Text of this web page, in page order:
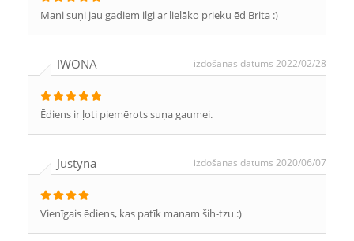
Mani suņi jau gadiem ilgi ar lielāko prieku ēd Brita :)
IWONA izdošanas datums 2022/02/28
Ēdiens ir ļoti piemērots suņa gaumei.
Justyna izdošanas datums 2020/06/07
Vienīgais ēdiens, kas patīk manam ših-tzu :)